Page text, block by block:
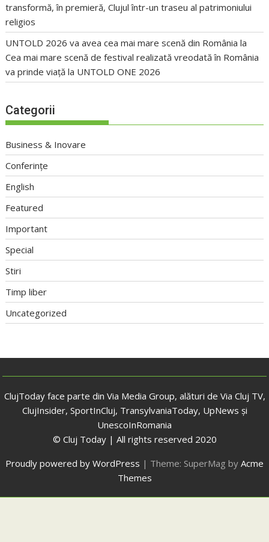
transformă, în premieră, Clujul într-un traseu al patrimoniului
religios
UNTOLD 2026 va avea cea mai mare scenă din România la
Cea mai mare scenă de festival realizată vreodată în România
va prinde viață la UNTOLD ONE 2026
Categorii
Business & Inovare
Conferințe
English
Featured
Important
Special
Stiri
Timp liber
Uncategorized
ClujToday face parte din Via Media Group, alături de Via Cluj TV,
ClujInsider, SportInCluj, TransylvaniaToday, UpNews și
UnescoInRomania
© Cluj Today | All rights reserved 2020
Proudly powered by WordPress | Theme: SuperMag by Acme
Themes